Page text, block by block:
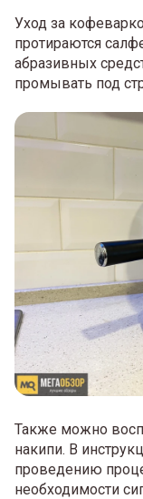
Уход за
протираются
абразивных
промывать под
Также можно
накипи. В
проведению
необходимости